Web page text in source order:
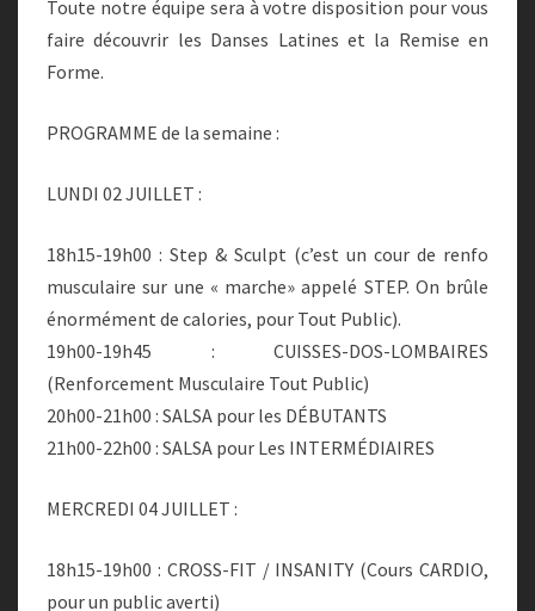
Toute notre équipe sera à votre disposition pour vous
faire découvrir les Danses Latines et la Remise en
Forme.
PROGRAMME de la semaine :
LUNDI 02 JUILLET :
18h15-19h00 : Step & Sculpt (c’est un cour de renfo
musculaire sur une « marche» appelé STEP. On brûle
énormément de calories, pour Tout Public).
19h00-19h45 : CUISSES-DOS-LOMBAIRES
(Renforcement Musculaire Tout Public)
20h00-21h00 : SALSA pour les DÉBUTANTS
21h00-22h00 : SALSA pour Les INTERMÉDIAIRES
MERCREDI 04 JUILLET :
18h15-19h00 : CROSS-FIT / INSANITY (Cours CARDIO,
pour un public averti)